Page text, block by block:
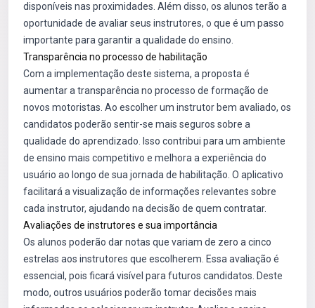
disponíveis nas proximidades. Além disso, os alunos terão a
oportunidade de avaliar seus instrutores, o que é um passo
importante para garantir a qualidade do ensino.
Transparência no processo de habilitação
Com a implementação deste sistema, a proposta é
aumentar a transparência no processo de formação de
novos motoristas. Ao escolher um instrutor bem avaliado, os
candidatos poderão sentir-se mais seguros sobre a
qualidade do aprendizado. Isso contribui para um ambiente
de ensino mais competitivo e melhora a experiência do
usuário ao longo de sua jornada de habilitação. O aplicativo
facilitará a visualização de informações relevantes sobre
cada instrutor, ajudando na decisão de quem contratar.
Avaliações de instrutores e sua importância
Os alunos poderão dar notas que variam de zero a cinco
estrelas aos instrutores que escolherem. Essa avaliação é
essencial, pois ficará visível para futuros candidatos. Deste
modo, outros usuários poderão tomar decisões mais